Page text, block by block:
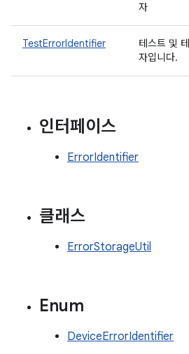
자
TestErrorIdentifier
테스트 및
자입니다.
인터페이스
ErrorIdentifier
클래스
ErrorStorageUtil
Enum
DeviceErrorIdentifier